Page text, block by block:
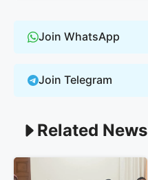
Join WhatsApp
Join Telegram
Related News